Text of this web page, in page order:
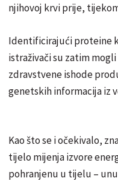
njihovoj krvi prije,
Identificirajući proteine
istraživači su zatim
zdravstvene ishode
genetskih informacija iz
Kao što se i očekivalo,
tijelo mijenja izvore
pohranjenu u tijelu –